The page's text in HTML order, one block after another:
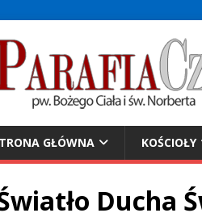
GŁÓWNA KOŚCIOŁY
Ducha